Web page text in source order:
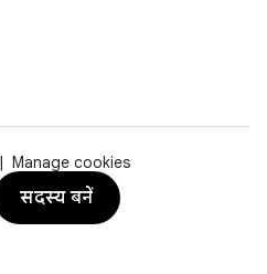
Manage cookies
सदस्य बनें